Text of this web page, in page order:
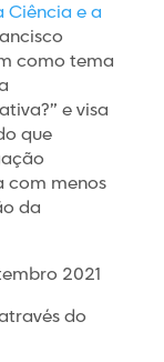
Ciência e a
como tema
e visa
que
com menos
da
2021
do